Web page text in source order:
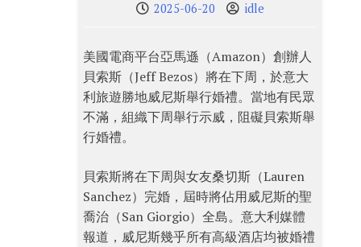
2025-06-20 idle
美國電商平台亞馬遜（Amazon）創辦人
貝索斯（Jeff Bezos）將在下周，於意大
利旅遊勝地威尼斯舉行婚禮。當地有民眾
不滿，組織下周舉行示威，阻礙貝索斯舉
行婚禮。
貝索斯將在下周與女友桑切斯（Lauren
Sanchez）完婚，屆時將佔用威尼斯的聖
喬治（San Giorgio）全島。意大利媒體
報道，威尼斯幾乎所有高級酒店均被婚禮